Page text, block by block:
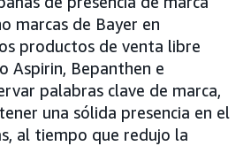
marcas de Bayer en
productos de venta libre
Aspirin, Bepanthen e
palabras clave de marca,
una sólida presencia en el
al tiempo que redujo la